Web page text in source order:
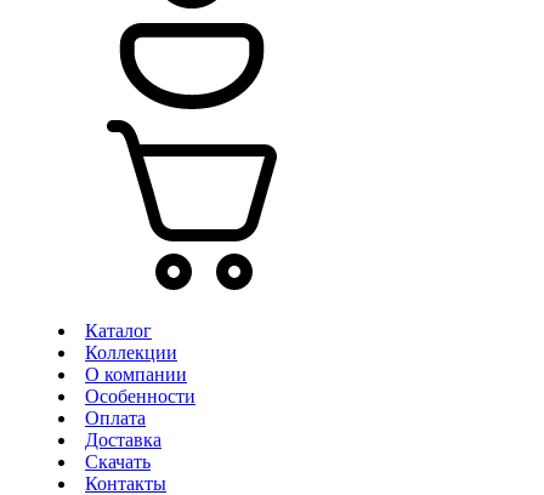
Каталог
Коллекции
О компании
Особенности
Оплата
Доставка
Скачать
Контакты